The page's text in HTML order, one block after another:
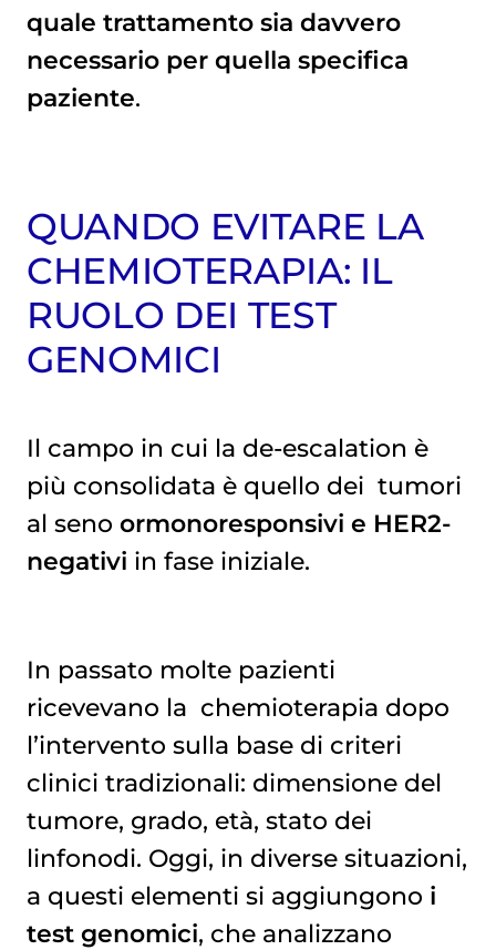
quale trattamento sia davvero
necessario per quella specifica
paziente.
QUANDO EVITARE LA
CHEMIOTERAPIA: IL
RUOLO DEI TEST
GENOMICI
Il campo in cui la de-escalation è
più consolidata è quello dei tumori
al seno ormonoresponsivi e HER2-
negativi in fase iniziale.
In passato molte pazienti
ricevevano la chemioterapia dopo
l’intervento sulla base di criteri
clinici tradizionali: dimensione del
tumore, grado, età, stato dei
linfonodi. Oggi, in diverse situazioni,
a questi elementi si aggiungono i
test genomici, che analizzano